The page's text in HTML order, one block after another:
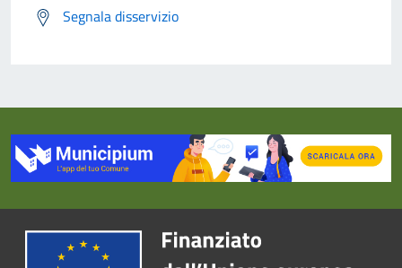
Segnala disservizio